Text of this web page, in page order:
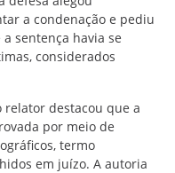
a condenação e pediu
sentença havia se
considerados
relator destacou que a
por meio de
termo
em juízo. A autoria